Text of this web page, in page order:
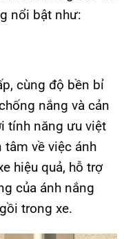
nổi bật như:
cùng độ bền bỉ
nắng và cản
tính năng ưu việt
tâm về việc ánh
hiệu quả, hỗ trợ
của ánh nắng
trong xe.